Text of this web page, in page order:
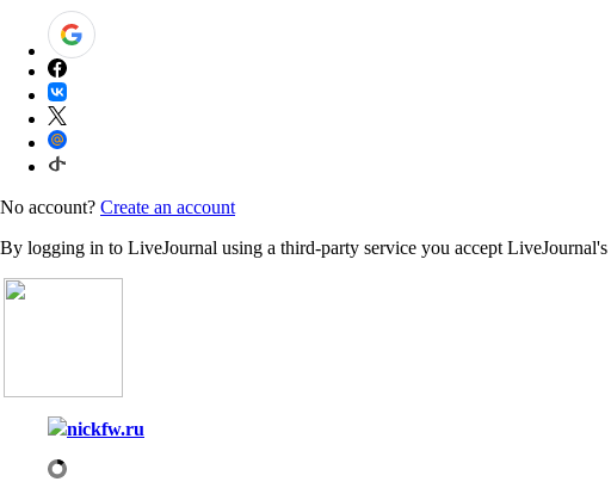
No account? Create an account
By logging in to LiveJournal using a third-party service you accept LiveJournal's
nickfw.ru